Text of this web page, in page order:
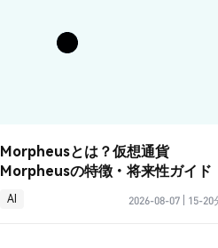
Morpheusとは？仮想通貨
Morpheusの特徴・将来性ガイド
AI 2026-08-07 15-20